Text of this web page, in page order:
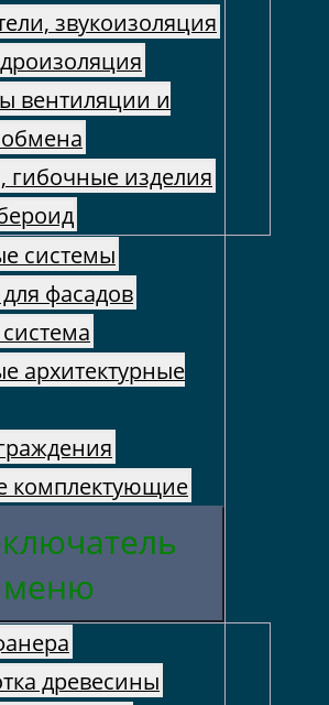
звукоизоляция
вентиляции и
гибочные изделия
системы
фасадов
архитектурные
комплектующие
меню
древесины